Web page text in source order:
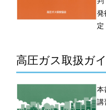
発
高圧ガス取扱ガ
本
講